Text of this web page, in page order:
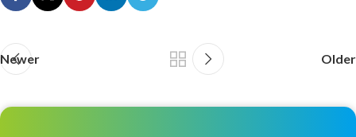
Newer Older